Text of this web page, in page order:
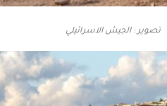
تصوير : الجيش الاسرائيلي